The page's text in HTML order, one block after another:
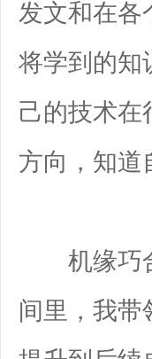
发文和在
将学到的知
己的技术
方向，知道
机缘巧合
间里，我